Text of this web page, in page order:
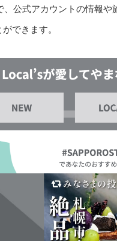
、公式アカウントの情報
できます。